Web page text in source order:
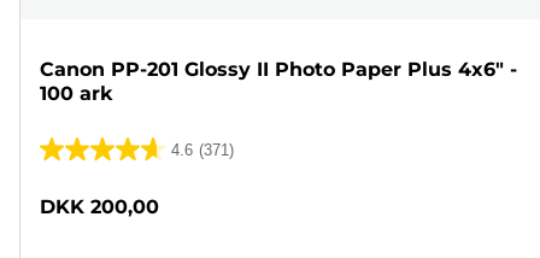
Canon PP-201 Glossy II Photo Paper Plus 4x6" -
100 ark
4.6 (371)
4.6
af
DKK 200,00